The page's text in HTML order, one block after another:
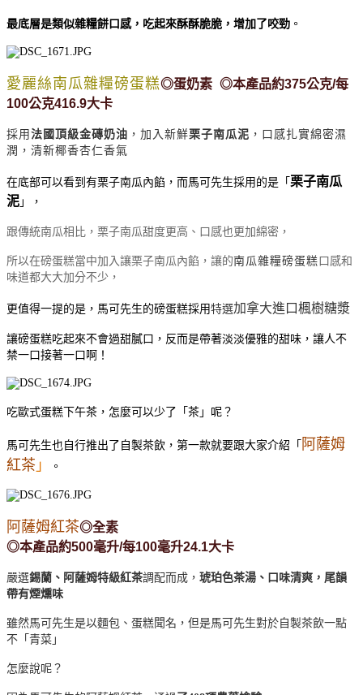
最底層是類似雜糧餅口感，吃起來酥酥脆脆，增加了咬勁 。
愛麗絲南瓜雜糧磅蛋糕◎蛋奶素 ◎本產品約375公克/每
100公克416.9大卡
採用 法國頂級金磚奶油 ，加入 新鮮栗子南瓜泥 ，口感扎實綿密濕
潤，清新椰香杏仁香氣
在底部可以看到有栗子南瓜內餡，而馬可先生採用的是「 栗子南瓜
泥 」，
跟傳統南瓜相比，栗子南瓜甜度更高、口感也更加綿密，
所以在磅蛋糕當中加入讓栗子南瓜內餡，讓的南瓜雜糧磅蛋糕 口感和
味道都大大加分不少，
更值得一提的是，馬可先生的磅蛋糕採用特選加拿大進口楓樹糖漿
讓磅蛋糕吃起來不會過甜膩口，反而是帶著淡淡優雅的甜味，讓人不
禁一口接著一口啊！
吃歐式蛋糕下午茶，怎麼可以少了「茶」呢？
馬可先生也自行推出了自製茶飲，第一款就要跟大家介紹「 阿薩姆
紅茶 」 。
阿薩姆紅茶◎全素
◎本產品約500毫升/每100毫升24.1大卡
嚴選錫蘭、阿薩姆特級紅茶調配而成， 琥珀色茶湯、口味清爽，尾韻
帶有煙燻味
雖然馬可先生是以麵包、蛋糕聞名，但是馬可先生對於自製茶飲一點
不「青菜」
怎麼說呢？